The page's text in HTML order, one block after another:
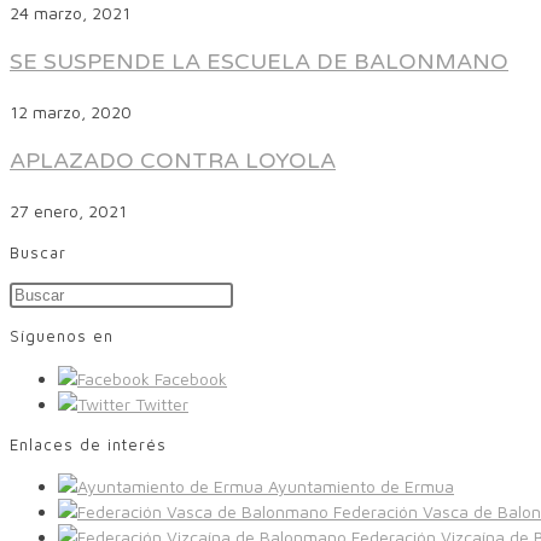
24 marzo, 2021
SE SUSPENDE LA ESCUELA DE BALONMANO
12 marzo, 2020
APLAZADO CONTRA LOYOLA
27 enero, 2021
Buscar
Síguenos en
Facebook
Twitter
Enlaces de interés
Ayuntamiento de Ermua
Federación Vasca de